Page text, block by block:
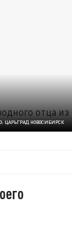
ЦАРЬГРАД НОВОСИБИРСК